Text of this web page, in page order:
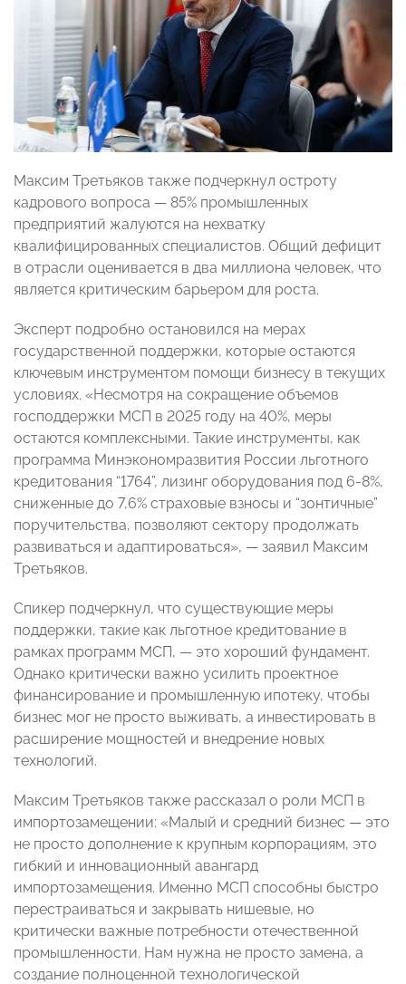
Максим Третьяков также подчеркнул остроту
кадрового вопроса — 85% промышленных
предприятий жалуются на нехватку
квалифицированных специалистов. Общий дефицит
в отрасли оценивается в два миллиона человек, что
является критическим барьером для роста.
Эксперт подробно остановился на мерах
государственной поддержки, которые остаются
ключевым инструментом помощи бизнесу в текущих
условиях. «Несмотря на сокращение объемов
господдержки МСП в 2025 году на 40%, меры
остаются комплексными. Такие инструменты, как
программа Минэкономразвития России льготного
кредитования “1764”, лизинг оборудования под 6-8%,
сниженные до 7,6% страховые взносы и “зонтичные”
поручительства, позволяют сектору продолжать
развиваться и адаптироваться», — заявил Максим
Третьяков.
Спикер подчеркнул, что существующие меры
поддержки, такие как льготное кредитование в
рамках программ МСП, — это хороший фундамент.
Однако критически важно усилить проектное
финансирование и промышленную ипотеку, чтобы
бизнес мог не просто выживать, а инвестировать в
расширение мощностей и внедрение новых
технологий.
Максим Третьяков также рассказал о роли МСП в
импортозамещении: «Малый и средний бизнес — это
не просто дополнение к крупным корпорациям, это
гибкий и инновационный авангард
импортозамещения. Именно МСП способны быстро
перестраиваться и закрывать нишевые, но
критически важные потребности отечественной
промышленности. Нам нужна не просто замена, а
создание полноценной технологической